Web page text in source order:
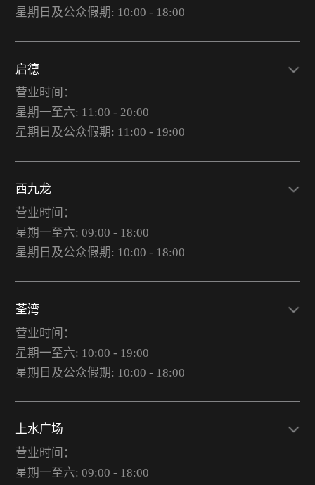
星期日及公众假期: 10:00 - 18:00
启德
营业时间：
星期一至六: 11:00 - 20:00
星期日及公众假期: 11:00 - 19:00
西九龙
营业时间：
星期一至六: 09:00 - 18:00
星期日及公众假期: 10:00 - 18:00
荃湾
营业时间：
星期一至六: 10:00 - 19:00
星期日及公众假期: 10:00 - 18:00
上水广场
营业时间：
星期一至六: 09:00 - 18:00